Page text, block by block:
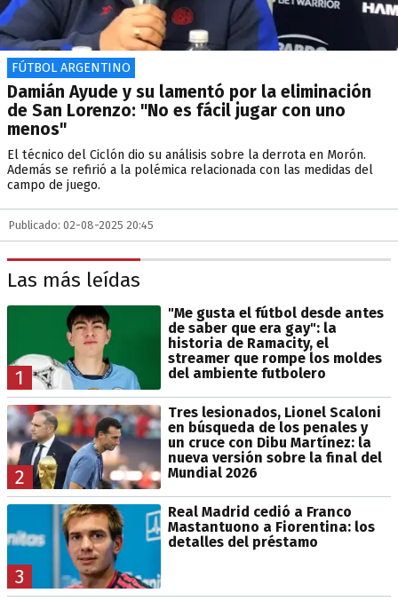
FÚTBOL ARGENTINO
Damián Ayude y su lamentó por la eliminación
de San Lorenzo: "No es fácil jugar con uno
menos"
El técnico del Ciclón dio su análisis sobre la derrota en Morón.
Además se refirió a la polémica relacionada con las medidas del
campo de juego.
Publicado: 02-08-2025 20:45
Las más leídas
1
"Me gusta el fútbol desde antes
de saber que era gay": la
historia de Ramacity, el
streamer que rompe los moldes
del ambiente futbolero
2
Tres lesionados, Lionel Scaloni
en búsqueda de los penales y
un cruce con Dibu Martínez: la
nueva versión sobre la final del
Mundial 2026
3
Real Madrid cedió a Franco
Mastantuono a Fiorentina: los
detalles del préstamo